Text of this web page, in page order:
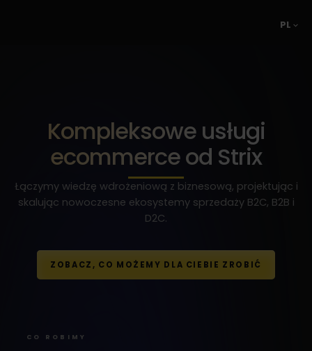
PL
Kompleksowe usługi
ecommerce od Strix
Łączymy wiedzę wdrożeniową z biznesową, projektując i
skalując nowoczesne ekosystemy sprzedaży B2C, B2B i
D2C.
ZOBACZ, CO MOŻEMY DLA CIEBIE ZROBIĆ
CO ROBIMY